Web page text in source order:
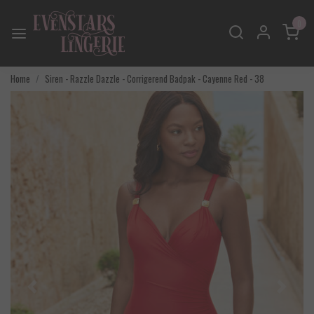
Home Siren - Razzle Dazzle - Corrigerend Badpak - Cayenne Red - 38